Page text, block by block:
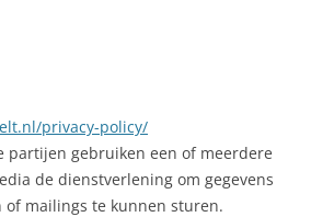
privacy-policy/
partijen gebruiken een of meerdere
de dienstverlening om gegevens
of mailings te kunnen sturen.